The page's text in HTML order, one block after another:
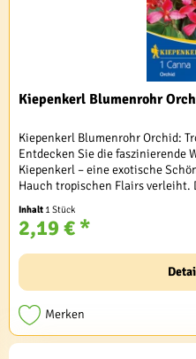
Kiepenkerl Blumenrohr
Kiepenkerl Blumenrohr Orchid:
Entdecken Sie die faszinierende
Kiepenkerl – eine exotische
Hauch tropischen Flairs verleiht.
Inhalt 1 Stück
2,19 € *
Merken